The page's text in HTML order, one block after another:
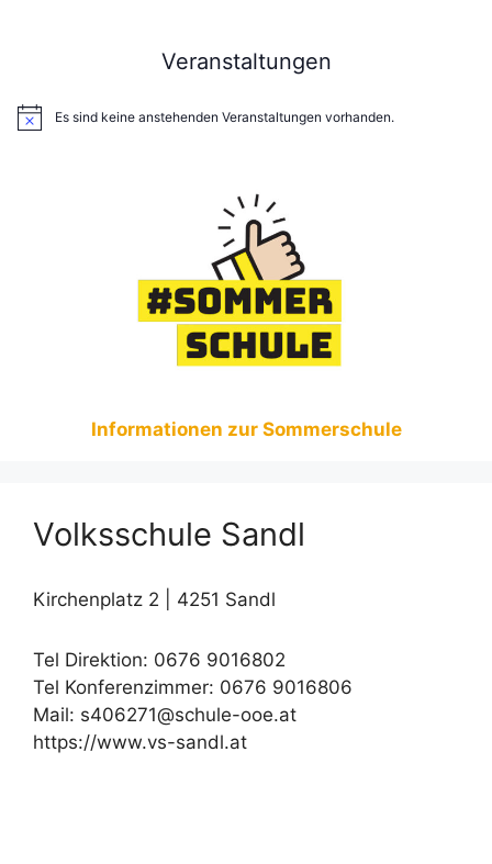
Veranstaltungen
Es sind keine anstehenden Veranstaltungen vorhanden.
Informationen zur Sommerschule
Volksschule Sandl
Kirchenplatz 2 | 4251 Sandl
Tel Direktion: 0676 9016802
Tel Konferenzimmer: 0676 9016806
Mail: s406271@schule-ooe.at
https://www.vs-sandl.at